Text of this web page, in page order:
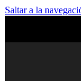
Saltar a la